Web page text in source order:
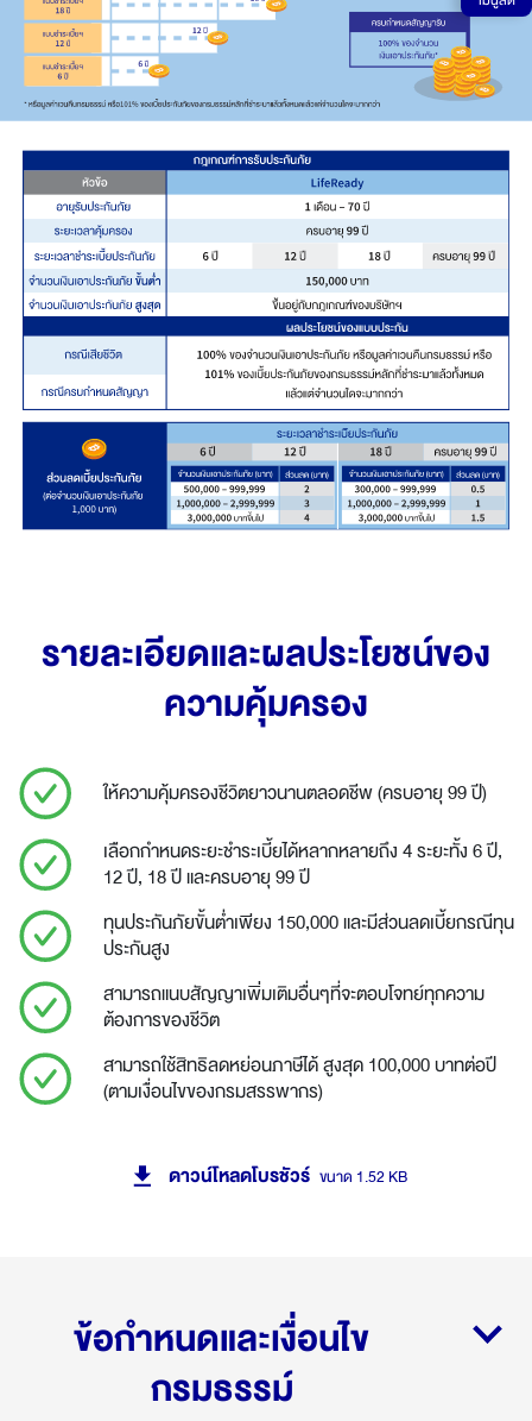
รายละเอียดและผลประโยชน์ของ
ความคุ้มครอง
ให้ความคุ้มครองชีวิตยาวนานตลอดชีพ (ครบอายุ 99 ปี)
เลือกกำหนดระยะชำระเบี้ยได้หลากหลายถึง 4 ระยะทั้ง 6 ปี,
12 ปี, 18 ปี และครบอายุ 99 ปี
ทุนประกันภัยขั้นต่ำเพียง 150,000 และมีส่วนลดเบี้ยกรณีทุน
ประกันสูง
สามารถแนบสัญญาเพิ่มเติมอื่นๆที่จะตอบโจทย์ทุกความ
ต้องการของชีวิต
สามารถใช้สิทธิลดหย่อนภาษีได้ สูงสุด 100,000 บาทต่อปี
(ตามเงื่อนไขของกรมสรรพากร)
ดาวน์โหลดโบรชัวร์ ขนาด 1.52 KB
ข้อกำหนดและเงื่อนไข
กรมธรรม์